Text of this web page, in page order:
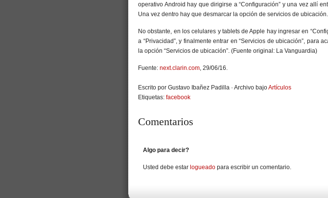
operativo Android hay que dirigirse a “Configuración” y una vez allí
Una vez dentro hay que desmarcar la opción de servicios de ubicación.
No obstante, en los celulares y tablets de Apple hay ingresar en
a “Privacidad”, y finalmente entrar en “Servicios de ubicación”, para
la opción “Servicios de ubicación”. (Fuente original: La Vanguardia)
Fuente: next.clarin.com, 29/06/16.
Escrito por Gustavo Ibañez Padilla · Archivo bajoArtículos
Etiquetas: facebook
Comentarios
Algo para decir?
Usted debe estar logueado para escribir un comentario.